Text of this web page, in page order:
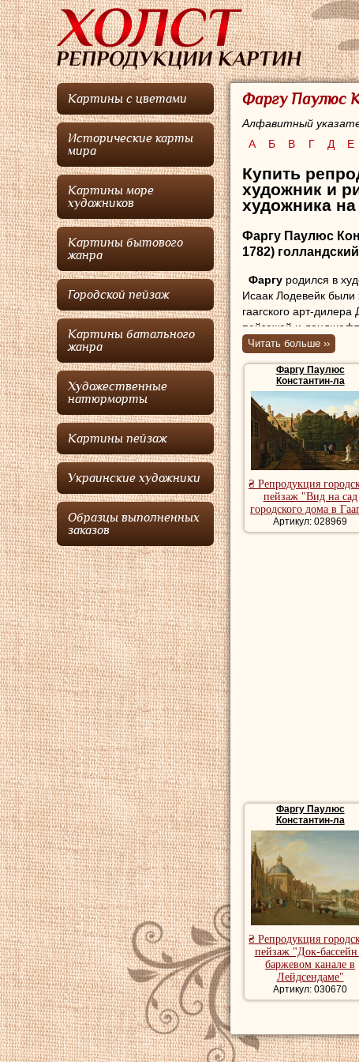
Картины с цветами
Исторические карты
мира
Картины море
художников
Картины бытового
жанра
Городской пейзаж
Картины батального
жанра
Художественные
натюрморты
Картины пейзаж
Украинские художники
Образцы выполненных
заказов
Фаргу Паулюс
Алфавитный
А
Б В Г Д Е
Купить
художник и
художника на
Фаргу Паулюс
1782)
Фаргу родился в
Исаак Лодевейк были
гаагского арт-
пейзажей и
рисовал места в
исторические
Городские пейзажи
городской пейзаж
Читать больше ››
Фаргу Паулюс
Константин-ла
₴ Репродукция
пейзаж "Вид на сад
городского дома в
Артикул: 028969
Фаргу Паулюс
Константин-ла
₴ Репродукция
пейзаж "Док-бассейн
баржевом канале в
Лейдсендаме"
Артикул: 030670